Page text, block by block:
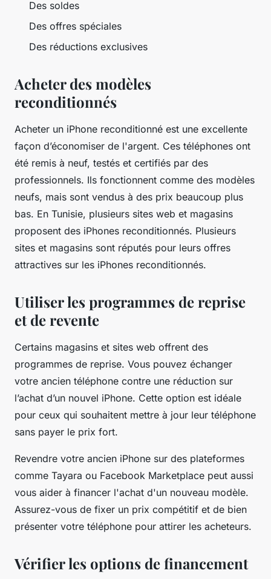
Des soldes
Des offres spéciales
Des réductions exclusives
Acheter des modèles
reconditionnés
Acheter un iPhone reconditionné est une excellente
façon d’économiser de l'argent. Ces téléphones ont
été remis à neuf, testés et certifiés par des
professionnels. Ils fonctionnent comme des modèles
neufs, mais sont vendus à des prix beaucoup plus
bas. En Tunisie, plusieurs sites web et magasins
proposent des iPhones reconditionnés. Plusieurs
sites et magasins sont réputés pour leurs offres
attractives sur les iPhones reconditionnés.
Utiliser les programmes de reprise
et de revente
Certains magasins et sites web offrent des
programmes de reprise. Vous pouvez échanger
votre ancien téléphone contre une réduction sur
l’achat d’un nouvel iPhone. Cette option est idéale
pour ceux qui souhaitent mettre à jour leur téléphone
sans payer le prix fort.
Revendre votre ancien iPhone sur des plateformes
comme Tayara ou Facebook Marketplace peut aussi
vous aider à financer l'achat d'un nouveau modèle.
Assurez-vous de fixer un prix compétitif et de bien
présenter votre téléphone pour attirer les acheteurs.
Vérifier les options de financement